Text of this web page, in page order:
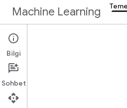
Machine Learning
Temel kurslar
Ana Sayfa
Bilgi
Sohbet